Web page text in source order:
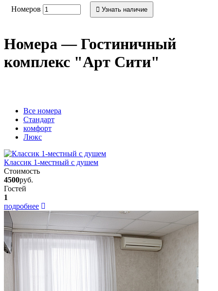
Номеров Узнать наличие
Номера — Гостиничный
комплекс "Арт Сити"
Вcе номера
Стандарт
комфорт
Люкс
Классик 1-местный с душем
Стоимость
4500руб.
Гостей
1
подробнее